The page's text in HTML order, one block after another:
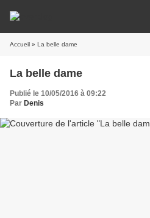
Accueil » La belle dame
La belle dame
Publié le 10/05/2016 à 09:22
Par Denis